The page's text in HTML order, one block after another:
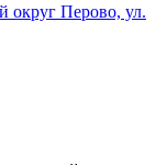
округ Перово, ул.